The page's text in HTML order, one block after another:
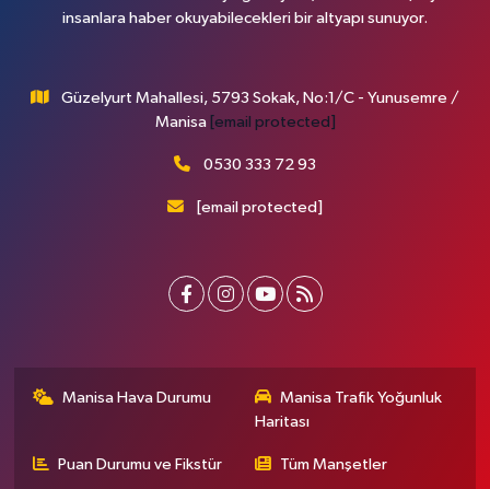
insanlara haber okuyabilecekleri bir altyapı sunuyor.
Güzelyurt Mahallesi, 5793 Sokak, No:1/C - Yunusemre /
Manisa [email protected]
0530 333 72 93
[email protected]
Manisa Hava Durumu
Manisa Trafik Yoğunluk
Haritası
Puan Durumu ve Fikstür Tüm Manşetler